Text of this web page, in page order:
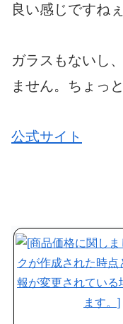
良い感じですねぇ
ガラスもないし
ません。ちょっ
公式サイト